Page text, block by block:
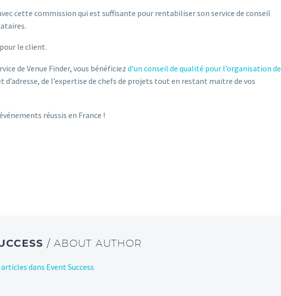
cette commission qui est suffisante pour rentabiliser son service de conseil
le client.
de Venue Finder, vous bénéficiez d’un conseil de qualité pour l’organisation de
d’adresse, de l’expertise de chefs de projets tout en restant maitre de vos
réussis en France !
/ ABOUT AUTHOR
dans Event Success